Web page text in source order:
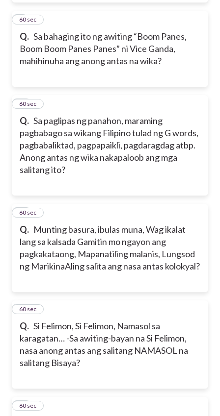
Q. Sa bahaging ito ng awiting “Boom Panes,
Boom Boom Panes Panes” ni Vice Ganda,
mahihinuha ang anong antas na wika?
960 sec
Q. Sa paglipas ng panahon, maraming
pagbabago sa wikang Filipino tulad ng G words,
pagbabaliktad, pagpapaikli, pagdaragdag atbp.
Anong antas ng wika nakapaloob ang mga
salitang ito?
10
60 sec
Q. Munting basura, ibulas muna, Wag ikalat
lang sa kalsada Gamitin mo ngayon ang
pagkakataong, Mapanatiling malanis, Lungsod
ng MarikinaAling salita ang nasa antas kolokyal?
11
60 sec
Q. Si Felimon, Si Felimon, Namasol sa
karagatan… -Sa awiting-bayan na Si Felimon,
nasa anong antas ang salitang NAMASOL na
salitang Bisaya?
12
60 sec
13
60 sec